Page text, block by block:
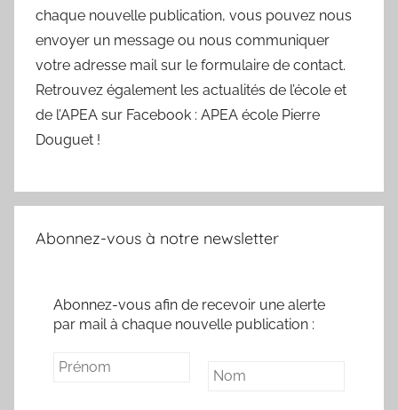
chaque nouvelle publication, vous pouvez nous
envoyer un message ou nous communiquer
votre adresse mail sur le formulaire de contact.
Retrouvez également les actualités de l’école et
de l’APEA sur Facebook : APEA école Pierre
Douguet !
Abonnez-vous à notre newsletter
Abonnez-vous afin de recevoir une alerte
par mail à chaque nouvelle publication :